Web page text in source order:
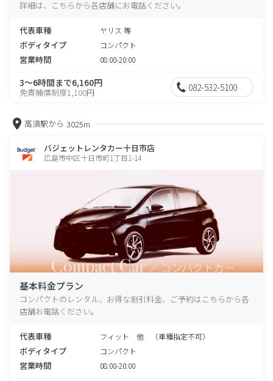
詳細は、こちらから各店舗にお電話ください。
代表車種 ヤリス 等
ボディタイプ コンパクト
営業時間 08:00-20:00
3～6時間まで6,160円
免責補償制度1,100円 082-532-5100
高須駅から 3025m
バジェットレンタカー十日市店
広島市中区十日市町1丁目1-14
基本料金プラン
コンパクトのレンタル、お得な割引料金、ご予約はこちらから各
店舗お電話ください。
代表車種 フィット 他 （車種指定不可）
ボディタイプ コンパクト
営業時間 08:00-20:00